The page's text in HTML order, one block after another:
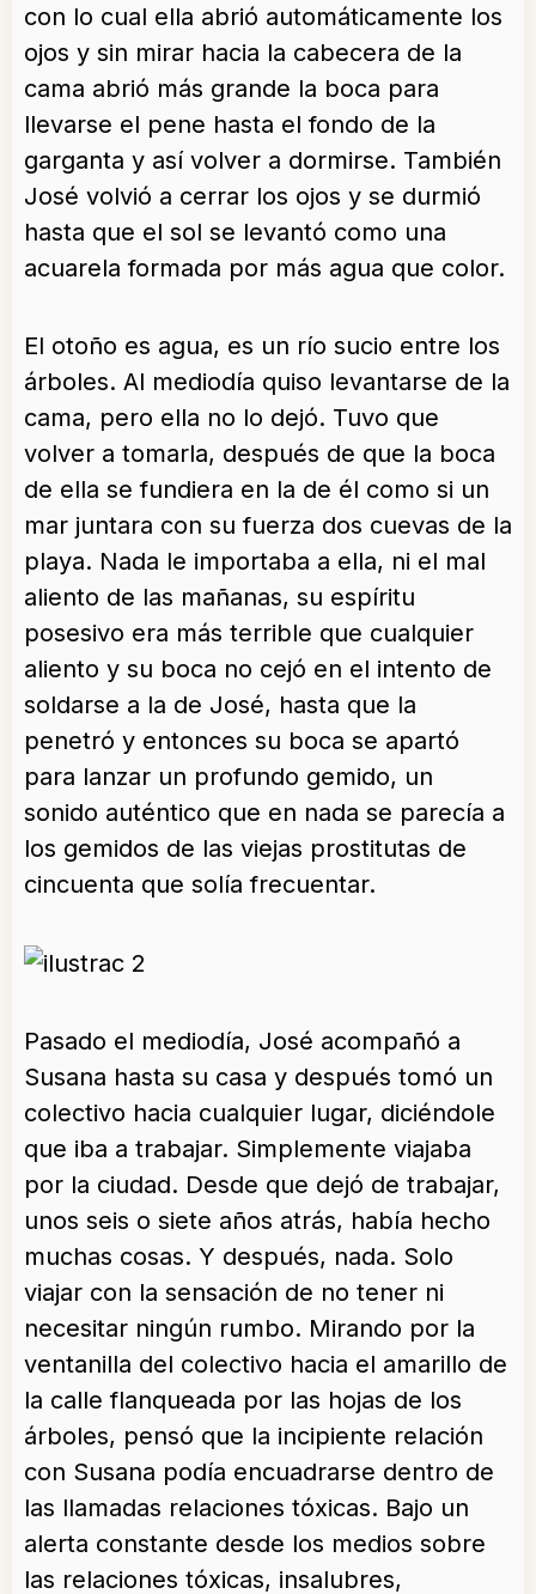
con lo cual ella abrió automáticamente los
ojos y sin mirar hacia la cabecera de la
cama abrió más grande la boca para
llevarse el pene hasta el fondo de la
garganta y así volver a dormirse. También
José volvió a cerrar los ojos y se durmió
hasta que el sol se levantó como una
acuarela formada por más agua que color.
El otoño es agua, es un río sucio entre los
árboles. Al mediodía quiso levantarse de la
cama, pero ella no lo dejó. Tuvo que
volver a tomarla, después de que la boca
de ella se fundiera en la de él como si un
mar juntara con su fuerza dos cuevas de la
playa. Nada le importaba a ella, ni el mal
aliento de las mañanas, su espíritu
posesivo era más terrible que cualquier
aliento y su boca no cejó en el intento de
soldarse a la de José, hasta que la
penetró y entonces su boca se apartó
para lanzar un profundo gemido, un
sonido auténtico que en nada se parecía a
los gemidos de las viejas prostitutas de
cincuenta que solía frecuentar.
Pasado el mediodía, José acompañó a
Susana hasta su casa y después tomó un
colectivo hacia cualquier lugar, diciéndole
que iba a trabajar. Simplemente viajaba
por la ciudad. Desde que dejó de trabajar,
unos seis o siete años atrás, había hecho
muchas cosas. Y después, nada. Solo
viajar con la sensación de no tener ni
necesitar ningún rumbo. Mirando por la
ventanilla del colectivo hacia el amarillo de
la calle flanqueada por las hojas de los
árboles, pensó que la incipiente relación
con Susana podía encuadrarse dentro de
las llamadas relaciones tóxicas. Bajo un
alerta constante desde los medios sobre
las relaciones tóxicas, insalubres,